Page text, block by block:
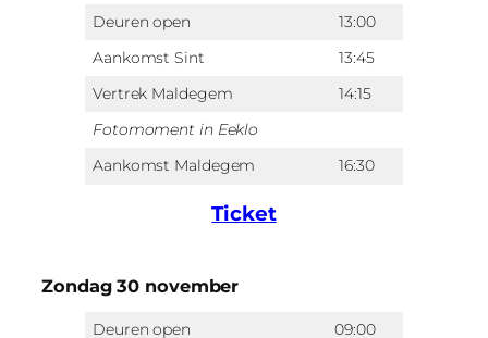
Deuren open
13:00
Aankomst Sint
13:45
Vertrek Maldegem
14:15
Fotomoment in Eeklo
Aankomst Maldegem
16:30
Ticket
Zondag 30 november
Deuren open
09:00